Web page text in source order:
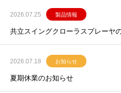
2026.07.25 製品情報
共立スイングクローラスプレーヤ
2026.07.18 お知らせ
夏期休業のお知らせ